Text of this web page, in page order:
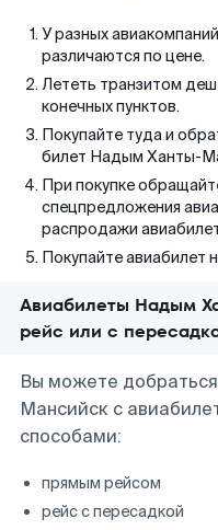
У разных
различаются по цене.
Лететь транзитом
конечных пунктов.
Покупайте туда и
билет Надым Ханты-
При покупке
спецпредложения
распродажи
Покупайте авиабилет
Авиабилеты Надым
рейс или с
Вы можете
Мансийск с
способами:
прямым рейсом
рейс с пересадкой